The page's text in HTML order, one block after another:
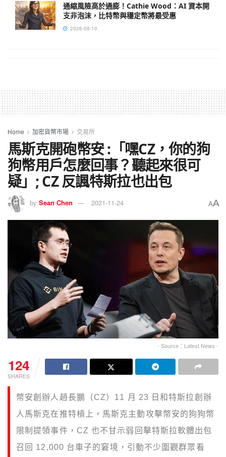
通縮風險高於通膨！Cathie Wood：AI 資本開
支非泡沫，比特幣與穩定幣將最受惠
2026-08-10
Home 加密貨幣市場 交易所
馬斯克開砲幣安 :「嘿CZ，你的狗
狗幣用戶怎麼回事？聽起來很可
疑」; CZ 反諷特斯拉也出包
by Sean Chen 2021-11-24 AA
- Source：Latest News -
124
SHARES
幣安創辦人趙長鵬（CZ）11 月 23 日和特斯拉創辦
人馬斯克在推特槓上，馬斯克主動攻擊幣安的狗狗幣
限制提領事件，CZ 也不甘示弱回擊特斯拉軟體出包
召回 12,000 台車子的窘境，引動不少圍觀群眾看